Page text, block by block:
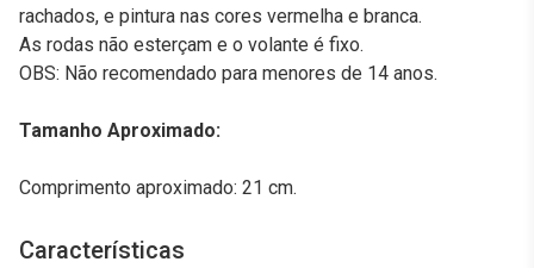
rachados, e pintura nas cores vermelha e branca.
As rodas não esterçam e o volante é fixo.
OBS: Não recomendado para menores de 14 anos.
Tamanho Aproximado:
Comprimento aproximado: 21 cm.
Características